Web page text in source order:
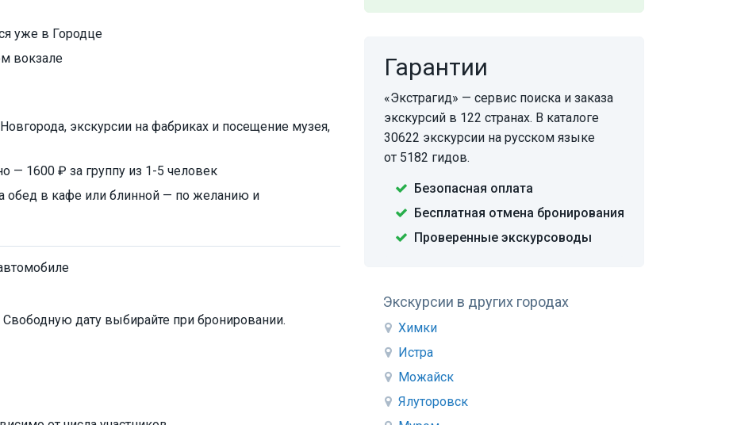
уже в Городце
вокзале
экскурсии на фабриках и посещение музея,
— 1600 ₽ за группу из 1-5 человек
обед в кафе или блинной — по желанию и
Свободную дату выбирайте при бронировании.
Гарантии
«Экстрагид» — сервис поиска и заказа
экскурсий в 122 странах. В каталоге
30622 экскурсии на русском языке
от 5182 гидов.
Безопасная оплата
Бесплатная отмена бронирования
Проверенные экскурсоводы
Экскурсии в других городах
Химки
Истра
Можайск
Ялуторовск